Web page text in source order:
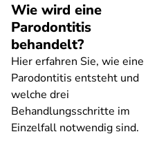
Wie wird eine
Parodontitis
behandelt?
Hier erfahren Sie, wie eine
Parodontitis entsteht und
welche drei
Behandlungsschritte im
Einzelfall notwendig sind.